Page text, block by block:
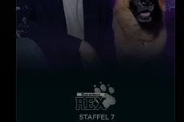
Kommissar Rex Staffel 7